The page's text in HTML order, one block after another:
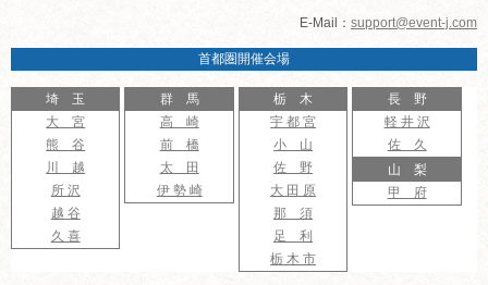
E-Mail： support@event-j.com
首都圏開催会場
埼 玉
大 宮
熊 谷
川 越
所 沢
越 谷
久 喜
群 馬
高 崎
前 橋
太 田
伊 勢 崎
栃 木
宇 都 宮
小 山
佐 野
大 田 原
那 須
足 利
栃 木 市
長 野
軽 井 沢
佐 久
山 梨
甲 府